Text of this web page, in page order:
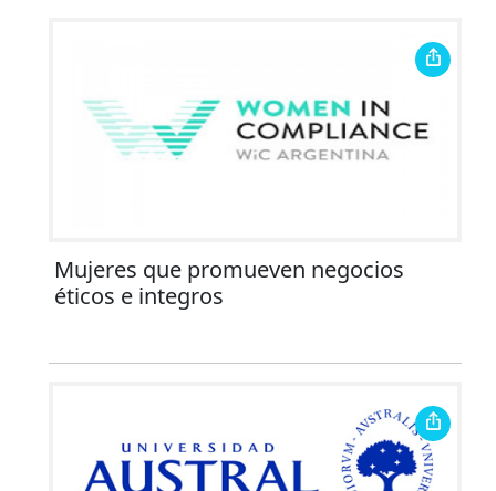
Mujeres que promueven negocios
éticos e integros